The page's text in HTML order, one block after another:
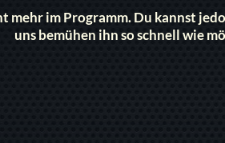
mehr im Programm. Du kannst
uns bemühen ihn so schnell wie